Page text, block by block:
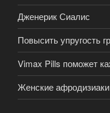
Дженерик Сиалис
Повысить упругость
Vimax Pills поможет
Женские афродизиаки